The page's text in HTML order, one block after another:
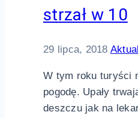
strzał w 10
29 lipca, 2018
W tym roku turyści
pogodę. Upały
deszczu jak na